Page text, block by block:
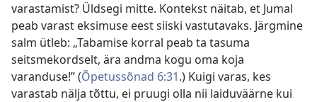
varastamist? Üldsegi mitte. Kontekst näitab, et Jumal
peab varast eksimuse eest siiski vastutavaks. Järgmine
salm ütleb: „Tabamise korral peab ta tasuma
seitsmekordselt, ära andma kogu oma koja
varanduse!” (Õpetussõnad 6:31.) Kuigi varas, kes
varastab nälja tõttu, ei pruugi olla nii laiduväärne kui